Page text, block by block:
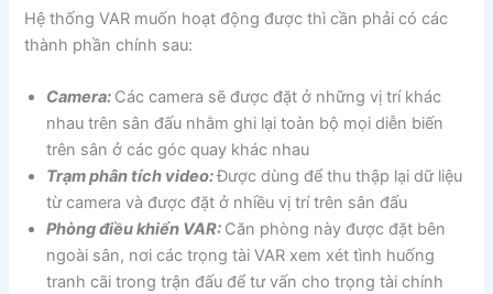
Hệ thống VAR muốn hoạt động được thì cần phải có các
thành phần chính sau:
Camera: Các camera sẽ được đặt ở những vị trí khác
nhau trên sân đấu nhằm ghi lại toàn bộ mọi diễn biến
trên sân ở các góc quay khác nhau
Trạm phân tích video:Được dùng để thu thập lại dữ liệu
từ camera và được đặt ở nhiều vị trí trên sân đấu
Phòng điều khiển VAR: Căn phòng này được đặt bên
ngoài sân, nơi các trọng tài VAR xem xét tình huống
tranh cãi trong trận đấu để tư vấn cho trọng tài chính